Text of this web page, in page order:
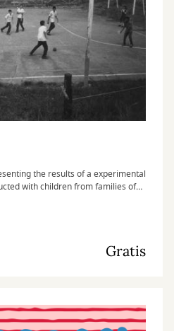
the results of a experimental
with children from families of
in the village of Tierra
region of Colombia.
Gratis